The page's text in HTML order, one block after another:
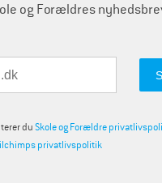
og Forældres
duSkole og Forældre
privatlivspolitik